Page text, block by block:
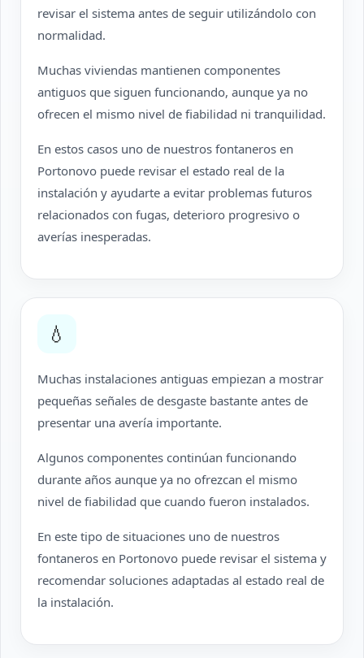
revisar el sistema antes de seguir utilizándolo con
normalidad.
Muchas viviendas mantienen componentes
antiguos que siguen funcionando, aunque ya no
ofrecen el mismo nivel de fiabilidad ni tranquilidad.
En estos casos uno de nuestros fontaneros en
Portonovo puede revisar el estado real de la
instalación y ayudarte a evitar problemas futuros
relacionados con fugas, deterioro progresivo o
averías inesperadas.
💧
Muchas instalaciones antiguas empiezan a mostrar
pequeñas señales de desgaste bastante antes de
presentar una avería importante.
Algunos componentes continúan funcionando
durante años aunque ya no ofrezcan el mismo
nivel de fiabilidad que cuando fueron instalados.
En este tipo de situaciones uno de nuestros
fontaneros en Portonovo puede revisar el sistema y
recomendar soluciones adaptadas al estado real de
la instalación.